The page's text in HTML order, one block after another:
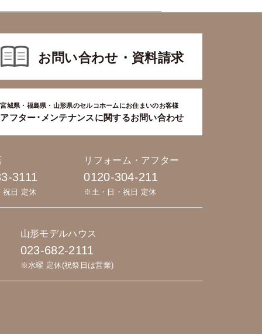
お問い合わせ・資料請求
宮城県・福島県・山形県のセルコホームにお住まいのお客様
アフター･メンテナンスに関するお問い合わせ
3111
日 定休
リフォーム・アフター
0120-304-211
※土・日・祝日 定休
山形モデルハウス
023-682-2111
※水曜 定休(祝祭日は営業)